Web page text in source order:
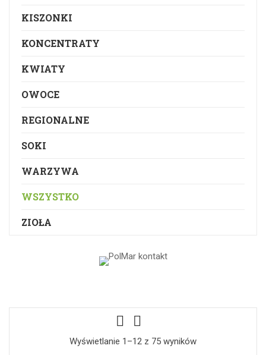
KISZONKI
KONCENTRATY
KWIATY
OWOCE
REGIONALNE
SOKI
WARZYWA
WSZYSTKO
ZIOŁA
Wyświetlanie 1–12 z 75 wyników